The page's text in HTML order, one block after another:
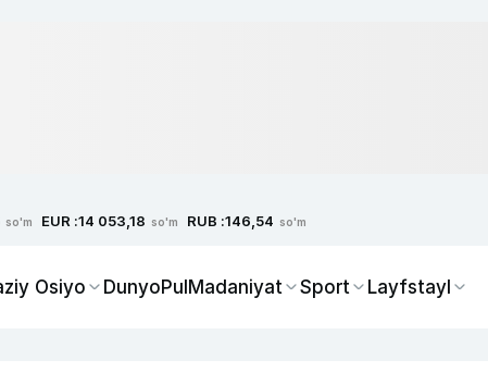
so'm EUR :14 053,18 so'm RUB :146,54 so'm
Osiyo DunyoPulMadaniyat Sport Layfstayl